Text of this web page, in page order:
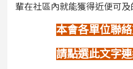
輩在社區內就能獲得近便可及
本會各單位聯絡
請點選此文字連